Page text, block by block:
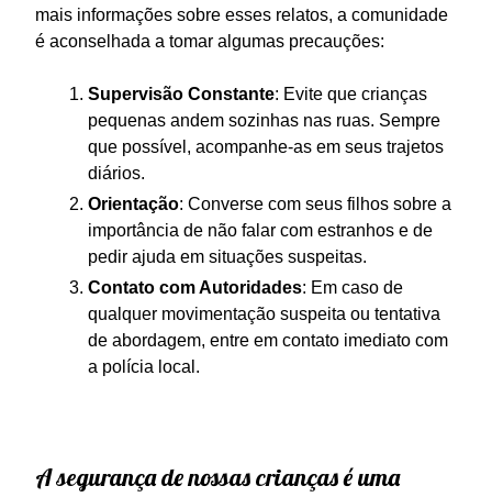
mais informações sobre esses relatos, a comunidade
é aconselhada a tomar algumas precauções:
Supervisão Constante: Evite que crianças
pequenas andem sozinhas nas ruas. Sempre
que possível, acompanhe-as em seus trajetos
diários.
Orientação: Converse com seus filhos sobre a
importância de não falar com estranhos e de
pedir ajuda em situações suspeitas.
Contato com Autoridades: Em caso de
qualquer movimentação suspeita ou tentativa
de abordagem, entre em contato imediato com
a polícia local.
A segurança de nossas crianças é uma